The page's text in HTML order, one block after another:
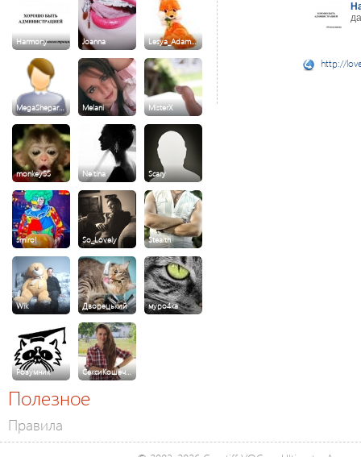
Harmony Joanna Lesya_Adam…
MegaShepar… Melani MisterX
monkey55 Neitina Scary
smirol So_Lovely Stealth
Wik Дворецький муро4ка
Розумник СексиКошеч…
Полезное
Правила
http://